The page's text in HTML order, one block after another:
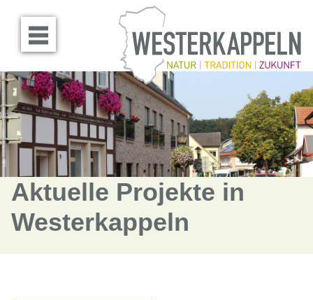
Menü öffnen
Aktuelle Projekte in
Westerkappeln